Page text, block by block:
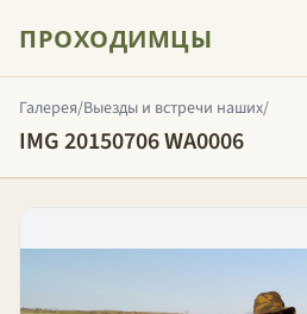
ПРОХОДИМЦЫ
Галерея/Выезды и встречи наших/
IMG 20150706 WA0006